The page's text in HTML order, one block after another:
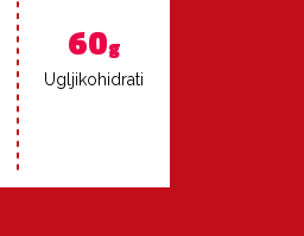
60g
Ug­lji­ko­hi­dra­ti